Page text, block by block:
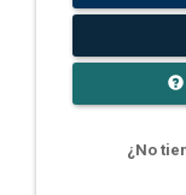
¿No